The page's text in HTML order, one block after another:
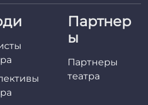
Партнер
ы
Партнеры
театра